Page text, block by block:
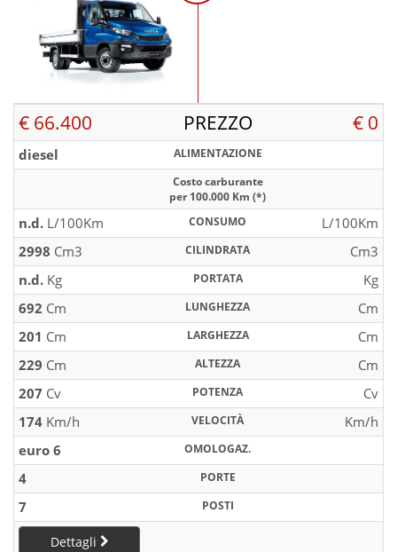
€ 66.400 PREZZO € 0
diesel
ALIMENTAZIONE
Costo carburante
per 100.000 Km (*)
n.d. L/100Km CONSUMO
L/100Km
2998 Cm3 CILINDRATA
Cm3
n.d. Kg PORTATA
Kg
692 Cm LUNGHEZZA
Cm
201 Cm LARGHEZZA
Cm
229 Cm ALTEZZA
Cm
207 Cv POTENZA
Cv
174 Km/h VELOCITÀ
Km/h
euro 6
OMOLOGAZ.
4 PORTE
7 POSTI
Dettagli